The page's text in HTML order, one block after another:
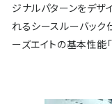
ジナルパターンをデザ
れるシースルーバック
ーズエイトの基本性能